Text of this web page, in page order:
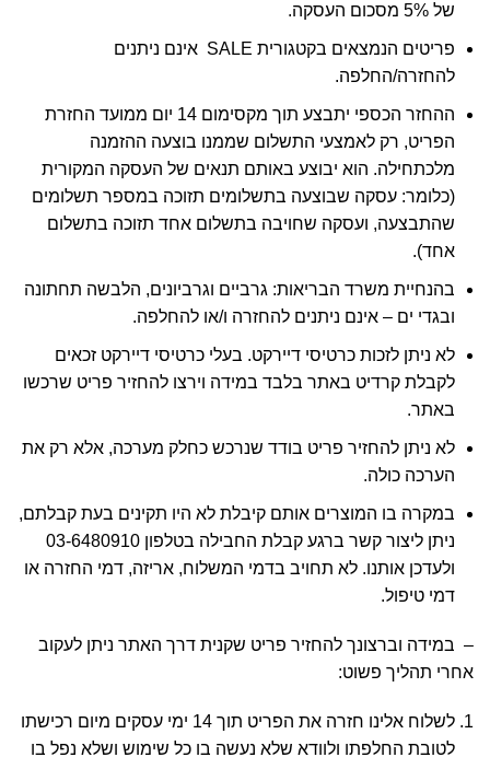
של 5% מסכום העסקה.
פריטים הנמצאים בקטגורית SALE אינם ניתנים
להחזרה/החלפה.
ההחזר הכספי יתבצע תוך מקסימום 14 יום ממועד החזרת
הפריט, רק לאמצעי התשלום שממנו בוצעה ההזמנה
מלכתחילה. הוא יבוצע באותם תנאים של העסקה המקורית
(כלומר: עסקה שבוצעה בתשלומים תזוכה במספר תשלומים
שהתבצעה, ועסקה שחויבה בתשלום אחד תזוכה בתשלום
אחד).
בהנחיית משרד הבריאות: גרביים וגרביונים, הלבשה תחתונה
ובגדי ים – אינם ניתנים להחזרה ו/או להחלפה.
לא ניתן לזכות כרטיסי דיירקט. בעלי כרטיסי דיירקט זכאים
לקבלת קרדיט באתר בלבד במידה וירצו להחזיר פריט שרכשו
באתר.
לא ניתן להחזיר פריט בודד שנרכש כחלק מערכה, אלא רק את
הערכה כולה.
במקרה בו המוצרים אותם קיבלת לא היו תקינים בעת קבלתם,
ניתן ליצור קשר ברגע קבלת החבילה בטלפון 03-6480910
ולעדכן אותנו. לא תחויב בדמי המשלוח, אריזה, דמי החזרה או
דמי טיפול.
– במידה וברצונך להחזיר פריט שקנית דרך האתר ניתן לעקוב
אחרי תהליך פשוט:
לשלוח אלינו חזרה את הפריט תוך 14 ימי עסקים מיום רכישתו
לטובת החלפתו ולוודא שלא נעשה בו כל שימוש ושלא נפל בו